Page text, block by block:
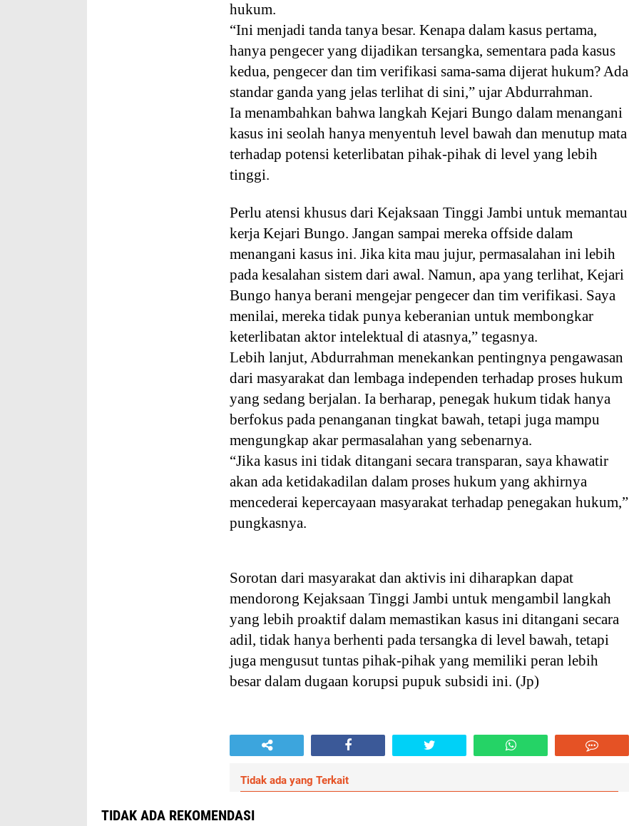
hukum.
“Ini menjadi tanda tanya besar. Kenapa dalam kasus pertama,
hanya pengecer yang dijadikan tersangka, sementara pada kasus
kedua, pengecer dan tim verifikasi sama-sama dijerat hukum? Ada
standar ganda yang jelas terlihat di sini,” ujar Abdurrahman.
Ia menambahkan bahwa langkah Kejari Bungo dalam menangani
kasus ini seolah hanya menyentuh level bawah dan menutup mata
terhadap potensi keterlibatan pihak-pihak di level yang lebih
tinggi.
Perlu atensi khusus dari Kejaksaan Tinggi Jambi untuk memantau
kerja Kejari Bungo. Jangan sampai mereka offside dalam
menangani kasus ini. Jika kita mau jujur, permasalahan ini lebih
pada kesalahan sistem dari awal. Namun, apa yang terlihat, Kejari
Bungo hanya berani mengejar pengecer dan tim verifikasi. Saya
menilai, mereka tidak punya keberanian untuk membongkar
keterlibatan aktor intelektual di atasnya,” tegasnya.
Lebih lanjut, Abdurrahman menekankan pentingnya pengawasan
dari masyarakat dan lembaga independen terhadap proses hukum
yang sedang berjalan. Ia berharap, penegak hukum tidak hanya
berfokus pada penanganan tingkat bawah, tetapi juga mampu
mengungkap akar permasalahan yang sebenarnya.
“Jika kasus ini tidak ditangani secara transparan, saya khawatir
akan ada ketidakadilan dalam proses hukum yang akhirnya
mencederai kepercayaan masyarakat terhadap penegakan hukum,”
pungkasnya.
Sorotan dari masyarakat dan aktivis ini diharapkan dapat
mendorong Kejaksaan Tinggi Jambi untuk mengambil langkah
yang lebih proaktif dalam memastikan kasus ini ditangani secara
adil, tidak hanya berhenti pada tersangka di level bawah, tetapi
juga mengusut tuntas pihak-pihak yang memiliki peran lebih
besar dalam dugaan korupsi pupuk subsidi ini. (Jp)
Tidak ada yang Terkait
TIDAK ADA REKOMENDASI